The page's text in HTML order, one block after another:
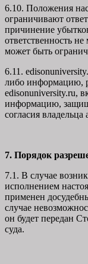
6.10. Положения
ограничивают
причинение
ответственность
может быть
6.11.
либо информацию,
edisonuniversity.ru,
информацию,
согласия владельца
7. Порядок
7.1. В случае
исполнением
применен
случае
он будет передан
суда.